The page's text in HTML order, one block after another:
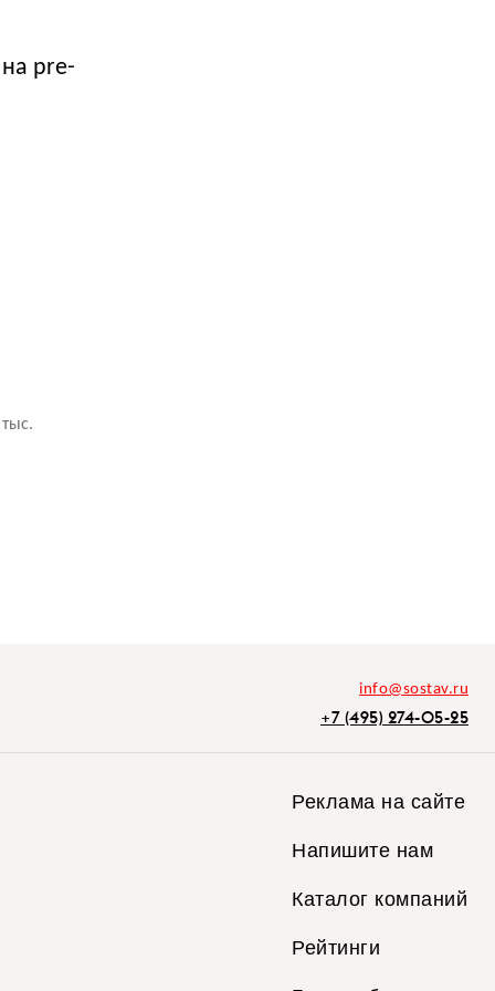
pre-
info@sostav.ru
+7 (495) 274-05-25
Реклама на сайте
Напишите нам
Каталог компаний
Рейтинги